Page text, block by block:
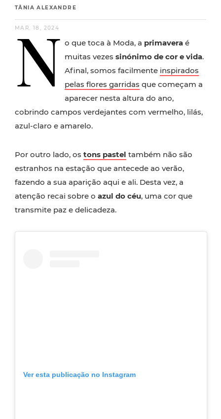
TÂNIA ALEXANDRE
MAR. 18, 2024
N o que toca à Moda, a primavera é
muitas vezes sinónimo de cor e vida.
Afinal, somos facilmente inspirados
pelas flores garridas que começam a
aparecer nesta altura do ano,
cobrindo campos verdejantes com vermelho, lilás,
azul-claro e amarelo.
Por outro lado, os tons pastel também não são
estranhos na estação que antecede ao verão,
fazendo a sua aparição aqui e ali. Desta vez, a
atenção recai sobre o azul do céu, uma cor que
transmite paz e delicadeza.
Ver esta publicação no Instagram